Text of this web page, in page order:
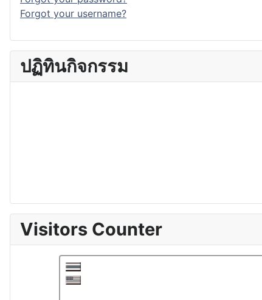
Forgot your username?
ปฏิทินกิจกรรม
Visitors Counter